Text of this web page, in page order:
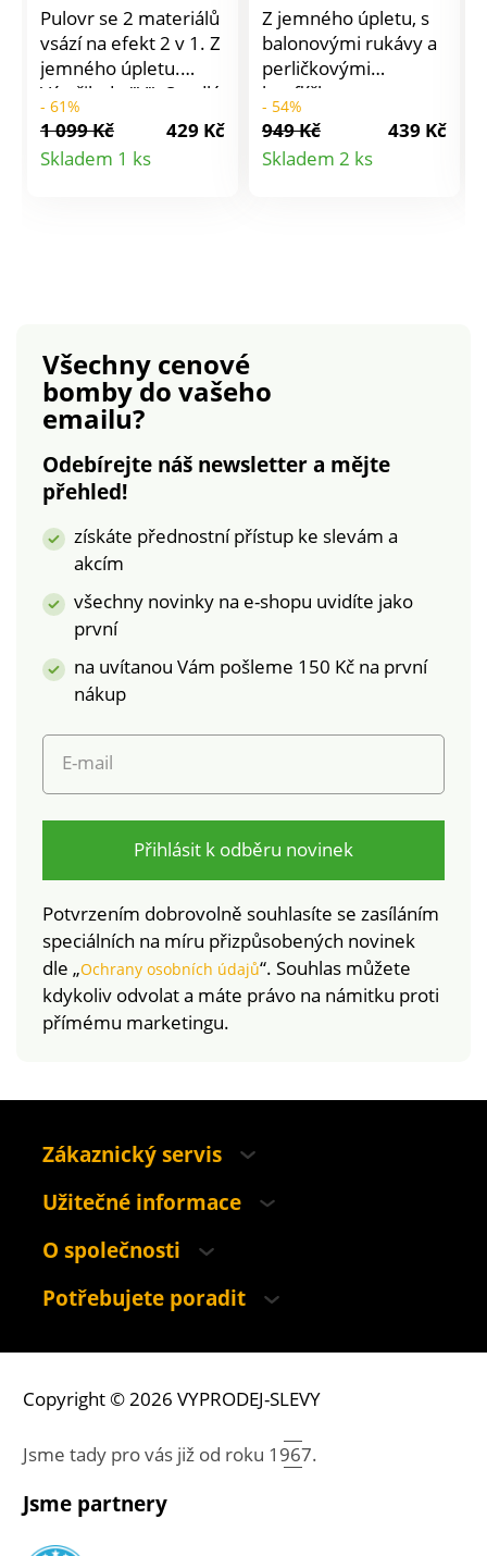
Pulovr se 2 materiálů
vsází na efekt 2 v 1. Z
jemného úpletu.
Výstřih do "V". Spadlá
ramena. 7/8 rukávy s
rozparky na koncích +
šňůrkami na
pračce.
- 61%
1 099 Kč
429 Kč
Skladem 1 ks
Detail
Z jemného úpletu, s
balonovými rukávy a
perličkovými
knoflíčky: tento
pulovr je skutečným
pokladem! S hladkým
pleteným vzorem.
- 54%
949 Kč
439 Kč
Skladem 2 ks
Detail
Všechny cenové
bombydo vašeho
emailu?
Odebírejte náš newsletter a mějte
přehled!
získáte přednostní přístup ke slevám a
akcím
všechny novinky na e-shopu uvidíte jako
první
na uvítanou Vám pošleme 150 Kč na první
nákup
E-mail
Přihlásit k odběru novinek
Potvrzením dobrovolně souhlasíte se zasíláním
speciálních na míru přizpůsobených novinek
dle „Ochrany osobních údajů“. Souhlas můžete
kdykoliv odvolat a máte právo na námitku proti
přímému marketingu.
Zákaznický servis
Užitečné informace
O společnosti
Potřebujete poradit
Copyright © 2026 VYPRODEJ-SLEVY
Jsme tady pro vás již od roku 1967.
Jsme partnery